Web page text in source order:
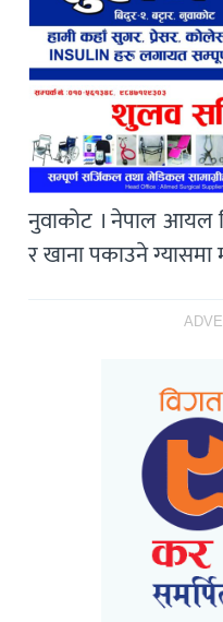
नुवाकोट । नेपाल आयल
र खाना पकाउने